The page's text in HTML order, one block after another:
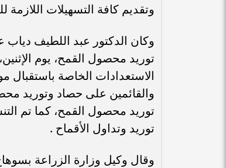
وتقديم كافة التسهيلات اللازمة
وكان الدكتور عبد اللطيف
الاستعدادات الخاصة باستقبال
والقائمين على حصاد وتوريد
توريد محصول القمح، كما تم
توريد وتداول الأقماح .
وقال وكيل وزارة الزراعة